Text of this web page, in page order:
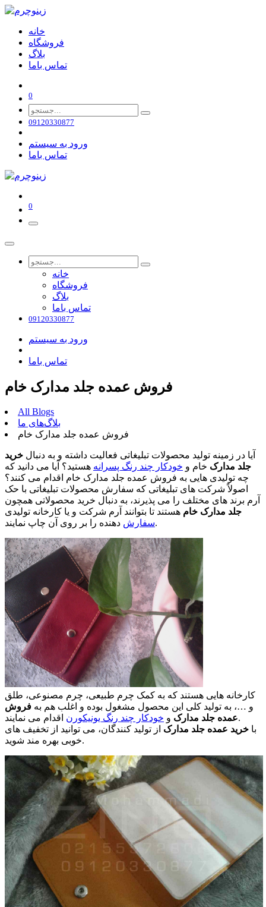
خانه
فروشگاه
بلاگ
تماس باما
0
09120330877
ورود به سیستم
تماس باما
0
خانه
فروشگاه
بلاگ
تماس باما
09120330877
ورود به سیستم
تماس باما
فروش عمده جلد مدارک خام
All Blogs
بلاگ‌های ما
فروش عمده جلد مدارک خام
آیا در زمینه تولید محصولات تبلیغاتی فعالیت داشته و به دنبال خرید
جلد مدارک خام و خودکار چند رنگ پسرانه هستید؟ آیا می دانید که
چه تولیدی هایی به فروش عمده جلد مدارک خام اقدام می کنند؟
اصولاً شرکت های تبلیغاتی که سفارش محصولات تبلیغاتی با حک
آرم برند های مختلف را می پذیرند، به دنبال خرید محصولاتی همچون
جلد مدارک خام هستند تا بتوانند آرم شرکت و یا کارخانه تولیدی
سفارشدهنده را بر روی آن چاپ نمایند.
کارخانه هایی هستند که به کمک چرم طبیعی، چرم مصنوعی، طلق
و …، به تولید کلی این محصول مشغول بوده و اغلب هم به فروش
عمده جلد مدارک و خودکار چند رنگ یونیکورن
اقدام می نمایند.
با خرید عمده جلد مدارک از تولید کنندگان، می توانید از تخفیف های
خوبی بهره مند شوید.